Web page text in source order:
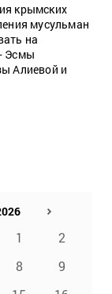
крымских
мусульман
на
Эсмы
Алиевой и
1
2
8
9